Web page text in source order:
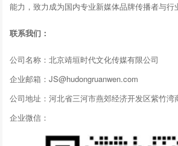
能力，致力成为国内专业新媒体品牌传播者与行
联系我们：
公司名称：北京靖垣时代文化传媒有限公司
企业邮箱：JS@hudongruanwen.com
公司地址：河北省三河市燕郊经济开发区紫竹湾
企业微信：